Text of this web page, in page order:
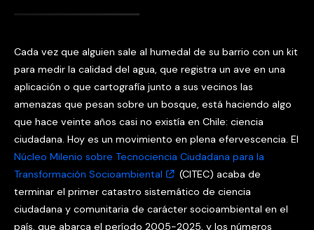
Cada vez que alguien sale al humedal de su barrio con un kit
para medir la calidad del agua, que registra un ave en una
aplicación o que cartografía junto a sus vecinos las
amenazas que pesan sobre un bosque, está haciendo algo
que hace veinte años casi no existía en Chile: ciencia
ciudadana. Hoy es un movimiento en plena efervescencia. El
Núcleo Milenio sobre Tecnociencia Ciudadana para la
Transformación Socioambiental
(CITEC) acaba de
terminar el primer catastro sistemático de ciencia
ciudadana y comunitaria de carácter socioambiental en el
país, que abarca el período 2005-2025, y los números